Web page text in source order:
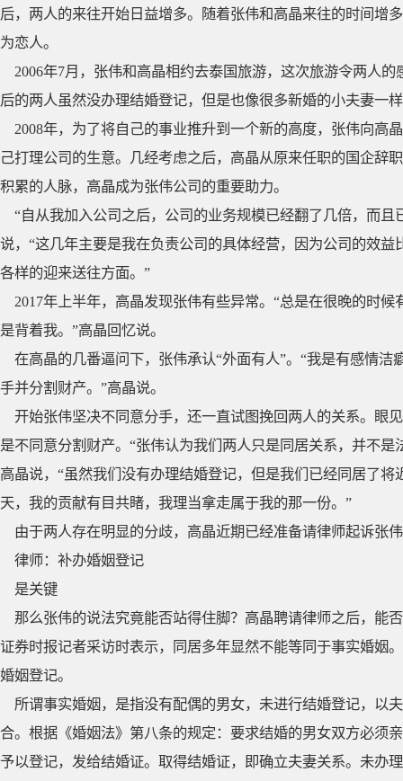
后，两人的来往开始日益增多。随着张伟和高晶来往的时间增
为恋人。
2006年7月，张伟和高晶相约去泰国旅游，这次旅游令两人
后的两人虽然没办理结婚登记，但是也像很多新婚的小夫妻一
2008年，为了将自己的事业推升到一个新的高度，张伟向高
己打理公司的生意。几经考虑之后，高晶从原来任职的国企辞
积累的人脉，高晶成为张伟公司的重要助力。
“自从我加入公司之后，公司的业务规模已经翻了几倍，而
说，“这几年主要是我在负责公司的具体经营，因为公司的效
各样的迎来送往方面。”
2017年上半年，高晶发现张伟有些异常。“总是在很晚的时
是背着我。”高晶回忆说。
在高晶的几番逼问下，张伟承认“外面有人”。“我是有感情
手并分割财产。”高晶说。
开始张伟坚决不同意分手，还一直试图挽回两人的关系。眼
是不同意分割财产。“张伟认为我们两人只是同居关系，并不
高晶说，“虽然我们没有办理结婚登记，但是我们已经同居了
天，我的贡献有目共睹，我理当拿走属于我的那一份。”
由于两人存在明显的分歧，高晶近期已经准备请律师起诉张
律师：补办婚姻登记
是关键
那么张伟的说法究竟能否站得住脚？高晶聘请律师之后，能
证券时报记者采访时表示，同居多年显然不能等同于事实婚姻
婚姻登记。
所谓事实婚姻，是指没有配偶的男女，未进行结婚登记，以
合。根据《婚姻法》第八条的规定：要求结婚的男女双方必须
予以登记，发给结婚证。取得结婚证，即确立夫妻关系。未办